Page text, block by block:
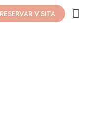
RESERVAR VISITA